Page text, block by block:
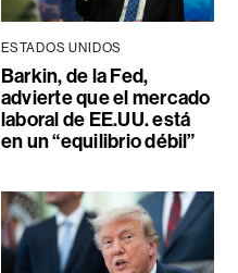
ESTADOS UNIDOS
Barkin, de la Fed,
advierte que el mercado
laboral de EE.UU. está
en un “equilibrio débil”